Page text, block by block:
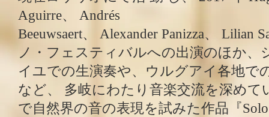
Aguirre、 Andrés
Beeuwsaert、 Alexander Panizza、 Lilian
ノ・フェスティバルへの出演のほか、
イユでの生演奏や、ウルグアイ各地で
など、 多岐にわたり音楽交流を深めて
で自然界の音の表現を試みた作品『Solo